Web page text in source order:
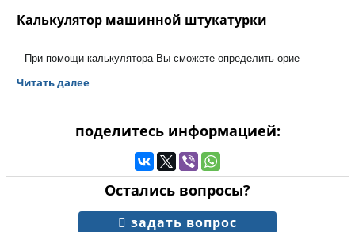
Калькулятор машинной штукатурки
При помощи калькулятора Вы сможете определить орие
Читать далее
поделитесь информацией:
Остались вопросы?
задать вопрос